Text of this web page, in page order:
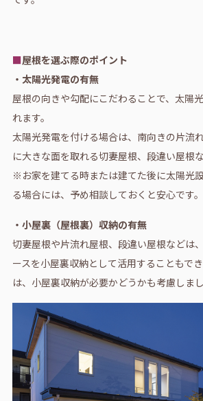
■屋根を選ぶ際のポイント
・太陽光発電の有無
屋根の向きや勾配にこだわることで、太陽
れます。
太陽光発電を付ける場合は、南向きの片流
に大きな面を取れる切妻屋根、段違い屋根
※お家を建てる時または建てた後に太陽光
る場合には、予め相談しておくと安心です。
・小屋裏（屋根裏）収納の有無
切妻屋根や片流れ屋根、段違い屋根などは
ースを小屋裏収納として活用することもで
は、小屋裏収納が必要かどうかも考慮しまし